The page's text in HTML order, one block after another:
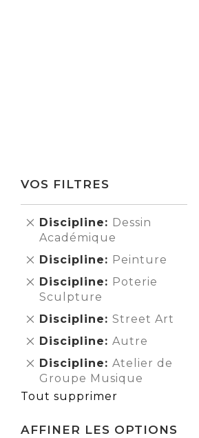
VOS FILTRES
Discipline
Dessin
Académique
Supprimer
cet
Élément
Discipline Peinture
Supprimer
cet
Élément
Discipline
Poterie
Sculpture
Supprimer
cet
Élément
Discipline Street Art
Supprimer
cet
Élément
Discipline Autre
Supprimer
cet
Élément
Discipline
Atelier de
Groupe Musique
Supprimer
cet
Élément
Tout supprimer
AFFINER LES OPTIONS